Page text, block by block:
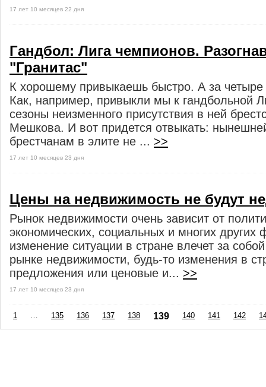
17 лет 10 месяцев 22 дня
Гандбол: Лига чемпионов.
"Гранитас"
К хорошему привыкаешь быстро. А за четыре
Как, например, привыкли мы к гандбольной
сезоны неизменного присутствия в ней
Мешкова. И вот придется отвыкать:
брестчанам в элите не ... >>
17 лет 10 месяцев 23 дня
Цены на недвижимость не будут
Рынок недвижимости очень зависит от
экономических, социальных и многих других
изменение ситуации в стране влечет за
рынке недвижимости, будь-то изменения в
предложения или ценовые и... >>
17 лет 10 месяцев 23 дня
1 … 135 136 137 138 139 140 141 142